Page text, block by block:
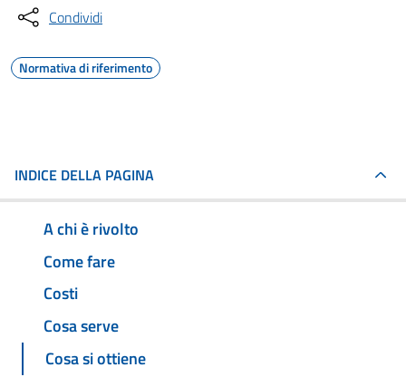
Condividi
Normativa di riferimento
INDICE DELLA PAGINA
A chi è rivolto
Come fare
Costi
Cosa serve
Cosa si ottiene